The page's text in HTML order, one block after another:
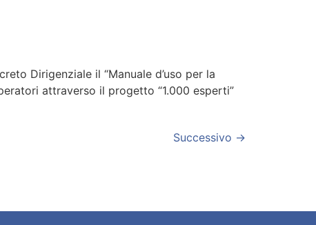
Dirigenziale il “Manuale d’uso per la
attraverso il progetto “1.000 esperti”
Successivo →